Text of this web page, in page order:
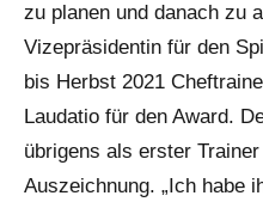
zu planen und danach zu
Vizepräsidentin für den
bis Herbst 2021
Laudatio für den Award.
übrigens als erster
Auszeichnung. „Ich habe